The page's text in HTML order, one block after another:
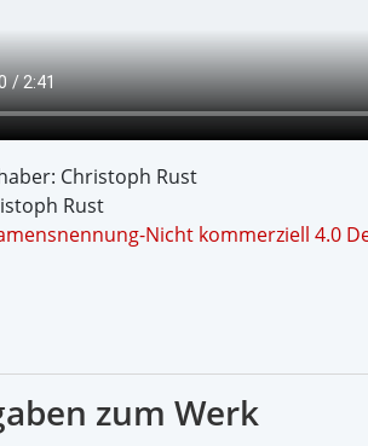
Christoph Rust
Rust
Nicht kommerziell 4.0
zum Werk